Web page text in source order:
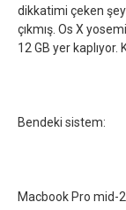
dikkatimi çeken
çıkmış. Os X
12 GB yer kaplıyor.
Bendeki sistem:
Macbook Pro mid-